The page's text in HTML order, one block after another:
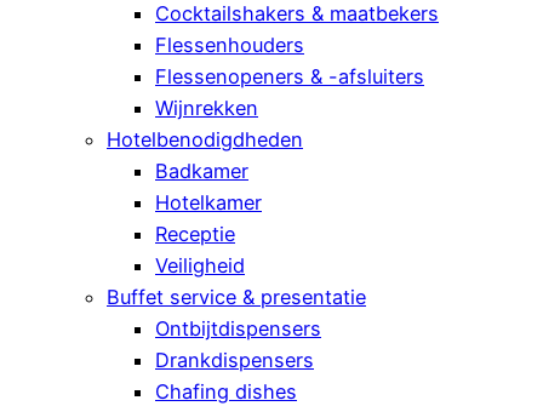
Cocktailshakers & maatbekers
Flessenhouders
Flessenopeners & -afsluiters
Wijnrekken
Hotelbenodigdheden
Badkamer
Hotelkamer
Receptie
Veiligheid
Buffet service & presentatie
Ontbijtdispensers
Drankdispensers
Chafing dishes